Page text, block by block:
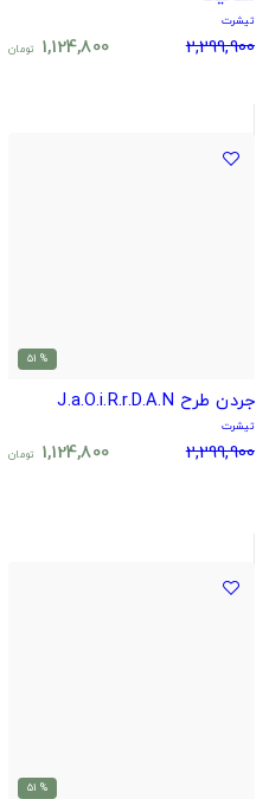
تیشرت
2,299,900
1,124,800 تومان
% 51
جردن طرح J.a.O.i.R.r.D.A.N
تیشرت
2,299,900
1,124,800 تومان
% 51